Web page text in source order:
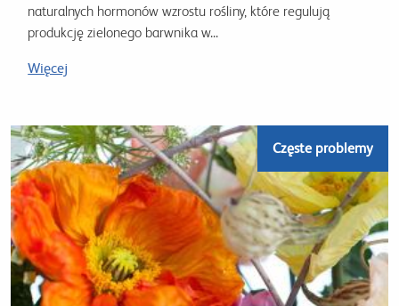
naturalnych hormonów wzrostu rośliny, które regulują
produkcję zielonego barwnika w...
Więcej
Częste problemy